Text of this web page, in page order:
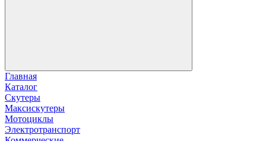
Главная
Каталог
Скутеры
Максискутеры
Мотоциклы
Электротранспорт